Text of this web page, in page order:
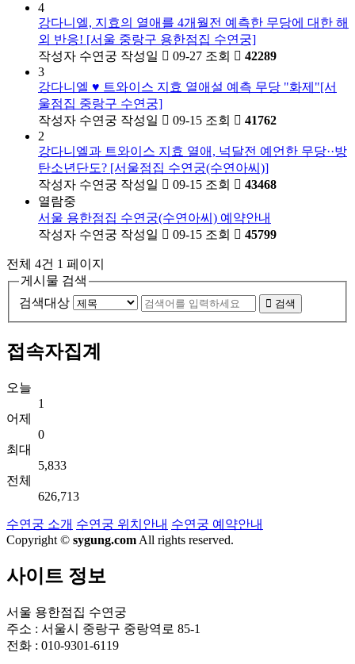
4
강다니엘, 지효의 열애를 4개월전 예측한 무당에 대한 해
외 반응! [서울 중랑구 용한점집 수연궁]
작성자 수연궁 작성일 09-27 조회
42289
3
강다니엘 ♥ 트와이스 지효 열애설 예측 무당 "화제"[서
울점집 중랑구 수연궁]
작성자 수연궁 작성일 09-15 조회
41762
2
강다니엘과 트와이스 지효 열애, 넉달전 예언한 무당··방
탄소년단도? [서울점집 수연궁(수연아씨)]
작성자 수연궁 작성일 09-15 조회
43468
열람중
서울 용한점집 수연궁(수연아씨) 예약안내
작성자 수연궁 작성일 09-15 조회 45799
전체 4건 1 페이지
게시물 검색
검색대상
검색
접속자집계
오늘
1
어제
0
최대
5,833
전체
626,713
수연궁 소개 수연궁 위치안내 수연궁 예약안내
Copyright © sygung.com All rights reserved.
사이트 정보
서울 용한점집 수연궁
주소 : 서울시 중랑구 중랑역로 85-1
전화 : 010-9301-6119